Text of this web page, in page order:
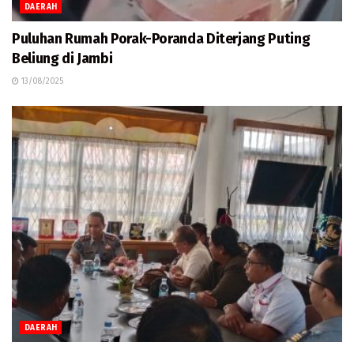
DAERAH
Puluhan Rumah Porak-Poranda Diterjang Puting
Beliung di Jambi
13/08/2025
DAERAH